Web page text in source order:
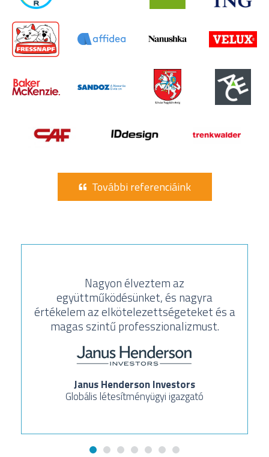
További referenciáink
feladat, amit elvégeztek, kivételesen jól
szervezett / át gondolt. Lenyűgözött
minket a szakértelem és az
elkötelezettség!
Még egyszer szeretném megköszönni a
kiváló együttműködést és a kiváló piaci
ismereteket.